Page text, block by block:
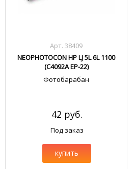
Арт. 38409
NEOPHOTOCON HP LJ 5L 6L 1100
(C4092A EP-22)
Фотобарабан
42 руб.
Под заказ
купить